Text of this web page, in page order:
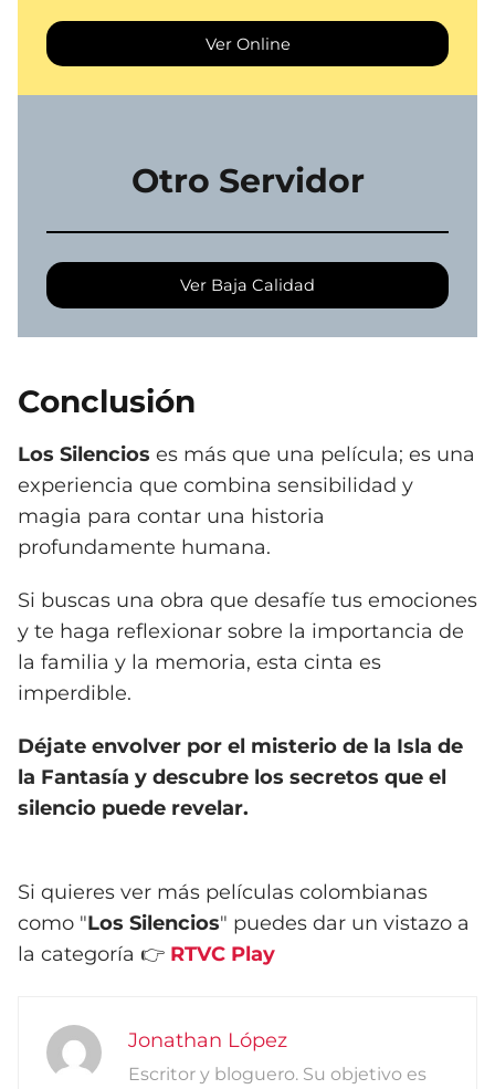
Ver Online
Otro Servidor
Ver Baja Calidad
Conclusión
Los Silencios es más que una película; es una
experiencia que combina sensibilidad y
magia para contar una historia
profundamente humana.
Si buscas una obra que desafíe tus emociones
y te haga reflexionar sobre la importancia de
la familia y la memoria, esta cinta es
imperdible.
Déjate envolver por el misterio de la Isla de
la Fantasía y descubre los secretos que el
silencio puede revelar.
Si quieres ver más películas colombianas
como "Los Silencios" puedes dar un vistazo a
la categoría 👉 RTVC Play
Jonathan López
Escritor y bloguero. Su objetivo es